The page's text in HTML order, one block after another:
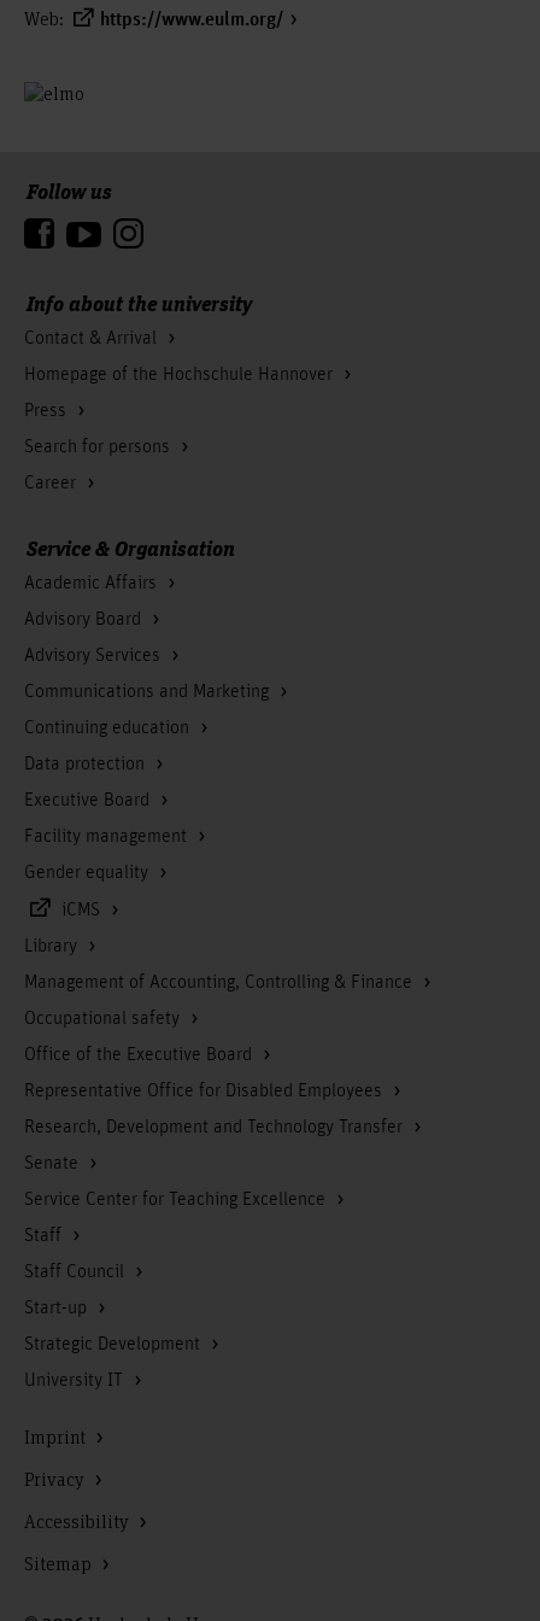
Web: https://www.eulm.org/
Info about the university
Contact & Arrival
Homepage of the Hochschule Hannover
Press
Search for persons
Career
Follow us
Service & Organisation
Academic Affairs
Advisory Board
Advisory Services
Communications and Marketing
Continuing education
Data protection
Executive Board
Facility management
Gender equality
iCMS
Library
Management of Accounting, Controlling & Finance
Occupational safety
Office of the Executive Board
Representative Office for Disabled Employees
Research, Development and Technology Transfer
Senate
Service Center for Teaching Excellence
Staff
Staff Council
Start-up
Strategic Development
University IT
Imprint
Privacy
Accessibility
Sitemap